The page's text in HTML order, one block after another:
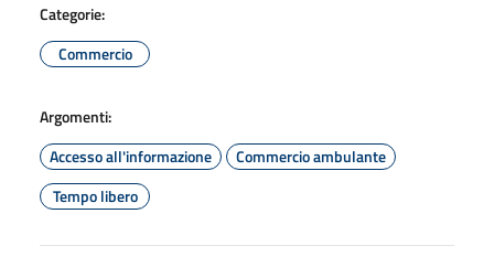
Categorie:
Commercio
Argomenti:
Accesso all'informazione
Commercio ambulante
Tempo libero